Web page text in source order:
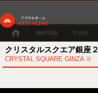
物件情報 中央区
クリスタルスクエア銀座２
CRYSTAL SQUARE GINZA Ⅱ